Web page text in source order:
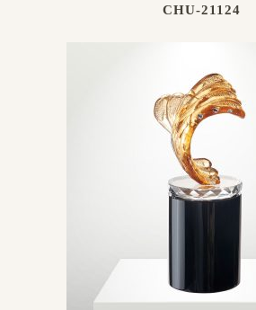
CHU-21124